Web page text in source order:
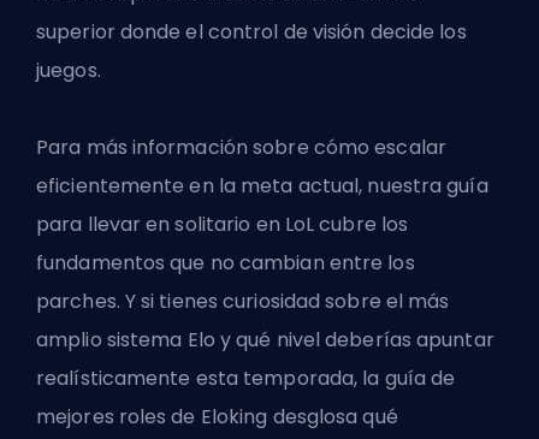
superior donde el control de visión decide los
juegos.
Para más información sobre cómo escalar
eficientemente en la meta actual, nuestraguía
para llevar en solitario en LoLcubre los
fundamentos que no cambian entre los
parches. Y si tienes curiosidad sobre el más
amplio sistema Elo y qué nivel deberías apuntar
realísticamente esta temporada, la guía de
mejores roles de Eloking desglosa qué